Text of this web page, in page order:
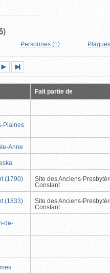
Personnes (1)
suivante
page
Fait partie de
Plaines
Anne
(1790)
Site des Anciens-
Constant
(1833)
Site des Anciens-
Constant
de-